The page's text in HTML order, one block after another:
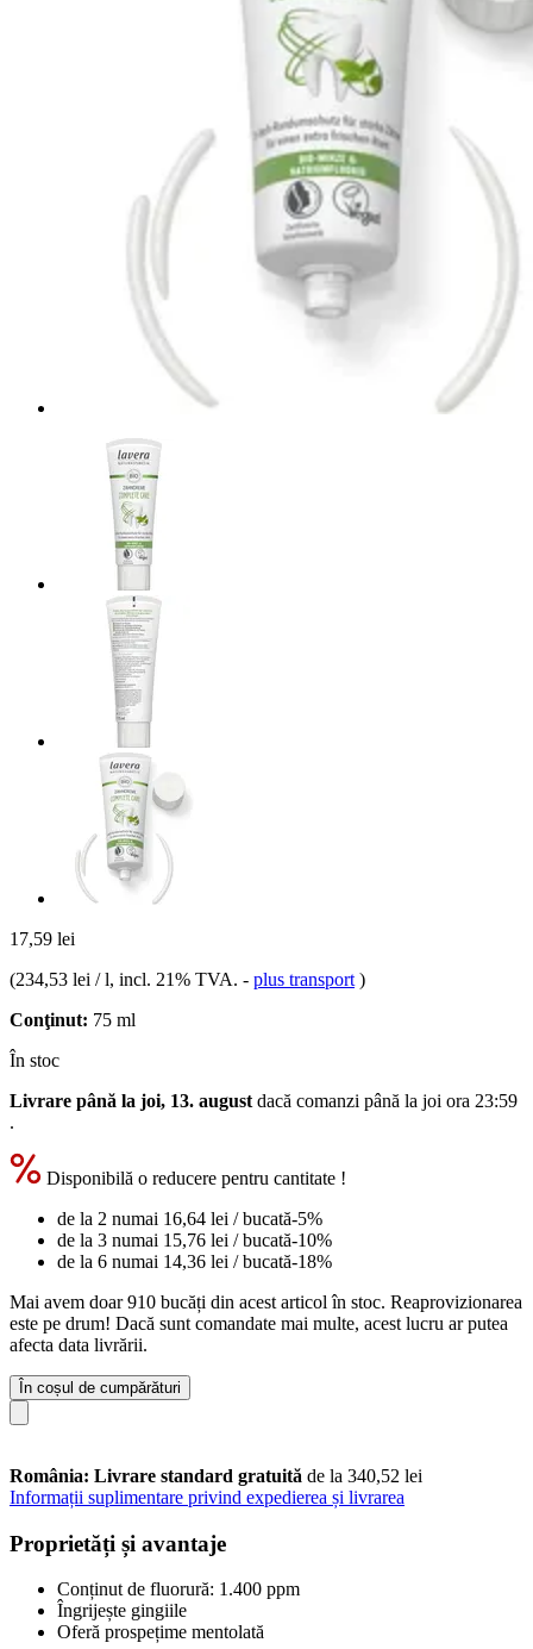
17,59 lei
(234,53 lei / l, incl. 21% TVA. - plus transport )
Conţinut: 75 ml
În stoc
Livrare până la joi, 13. august dacă comanzi până la joi ora 23:59
.
Disponibilă o reducere pentru cantitate !
de la 2 numai 16,64 lei / bucată-5%
de la 3 numai 15,76 lei / bucată-10%
de la 6 numai 14,36 lei / bucată-18%
Mai avem doar 910 bucăți din acest articol în stoc. Reaprovizionarea
este pe drum! Dacă sunt comandate mai multe, acest lucru ar putea
afecta data livrării.
În coșul de cumpărături
România: Livrare standard gratuită de la 340,52 lei
Informații suplimentare privind expedierea și livrarea
Proprietăți și avantaje
Conținut de fluorură: 1.400 ppm
Îngrijește gingiile
Oferă prospețime mentolată